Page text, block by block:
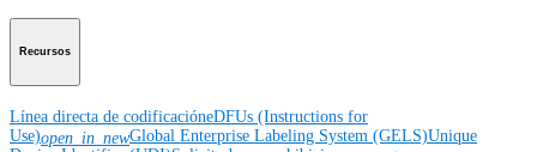
Recursos
Línea directa de codificacióneDFUs (Instructions for
Use)open_in_newGlobal Enterprise Labeling System (GELS)Unique